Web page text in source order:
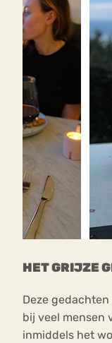
HET GRIJZE
Deze
bij veel mensen
inmiddels het